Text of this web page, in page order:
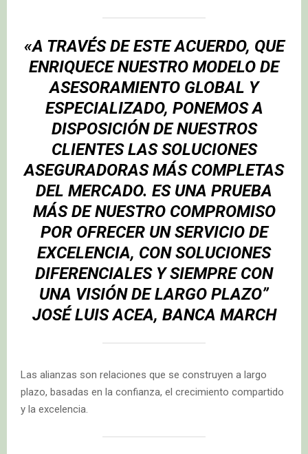
«A TRAVÉS DE ESTE ACUERDO, QUE
ENRIQUECE NUESTRO MODELO DE
ASESORAMIENTO GLOBAL Y
ESPECIALIZADO, PONEMOS A
DISPOSICIÓN DE NUESTROS
CLIENTES LAS SOLUCIONES
ASEGURADORAS MÁS COMPLETAS
DEL MERCADO. ES UNA PRUEBA
MÁS DE NUESTRO COMPROMISO
POR OFRECER UN SERVICIO DE
EXCELENCIA, CON SOLUCIONES
DIFERENCIALES Y SIEMPRE CON
UNA VISIÓN DE LARGO PLAZO”
JOSÉ LUIS ACEA, BANCA MARCH
Las alianzas son relaciones que se construyen a largo
plazo, basadas en la confianza, el crecimiento compartido
y la excelencia.